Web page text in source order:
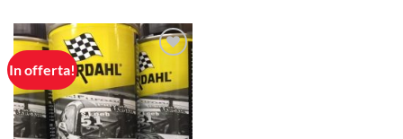
In offerta!
Aggiungi
alla lista
dei
desideri